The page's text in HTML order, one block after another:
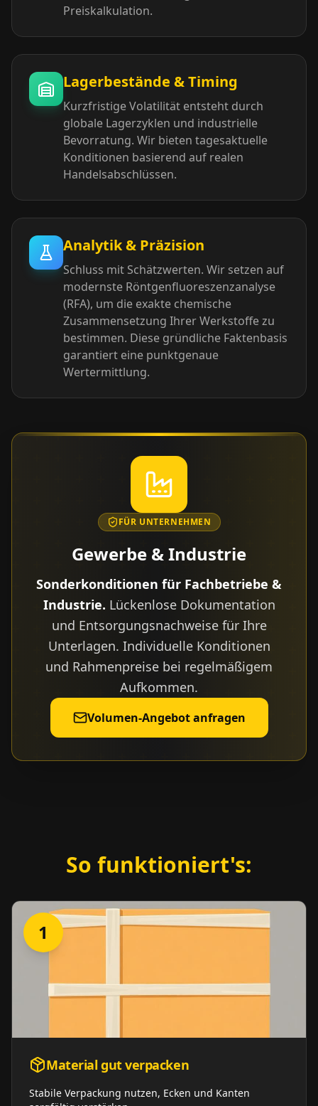
Preiskalkulation.
Lagerbestände & Timing
Kurzfristige Volatilität entsteht durch
globale Lagerzyklen und industrielle
Bevorratung. Wir bieten tagesaktuelle
Konditionen basierend auf realen
Handelsabschlüssen.
Analytik & Präzision
Schluss mit Schätzwerten. Wir setzen auf
modernste Röntgenfluoreszenzanalyse
(RFA), um die exakte chemische
Zusammensetzung Ihrer Werkstoffe zu
bestimmen. Diese gründliche Faktenbasis
garantiert eine punktgenaue
Wertermittlung.
FÜR UNTERNEHMEN
Gewerbe & Industrie
Sonderkonditionen für Fachbetriebe &
Industrie. Lückenlose Dokumentation
und Entsorgungsnachweise für Ihre
Unterlagen. Individuelle Konditionen
und Rahmenpreise bei regelmäßigem
Aufkommen.
Volumen-Angebot anfragen
So funktioniert's:
1
Material gut verpacken
Stabile Verpackung nutzen, Ecken und Kanten